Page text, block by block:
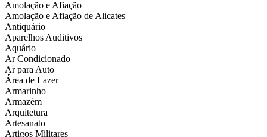
Amolação e Afiação
Amolação e Afiação de Alicates
Antiquário
Aparelhos Auditivos
Aquário
Ar Condicionado
Ar para Auto
Área de Lazer
Armarinho
Armazém
Arquitetura
Artesanato
Artigos Militares